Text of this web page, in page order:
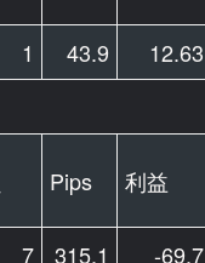
1 43.9
12.63
Pips 利益
7 315.1 -69.7